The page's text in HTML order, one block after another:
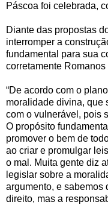
Páscoa foi celebrada,
Diante das propostas
interromper a
fundamental para sua
corretamente
“De acordo com o
moralidade divina, que
com o vulnerável, pois
O propósito
promover o bem de
ao criar e promulgar
o mal. Muita gente diz
legislar sobre a
argumento, e sabemos
direito, mas a